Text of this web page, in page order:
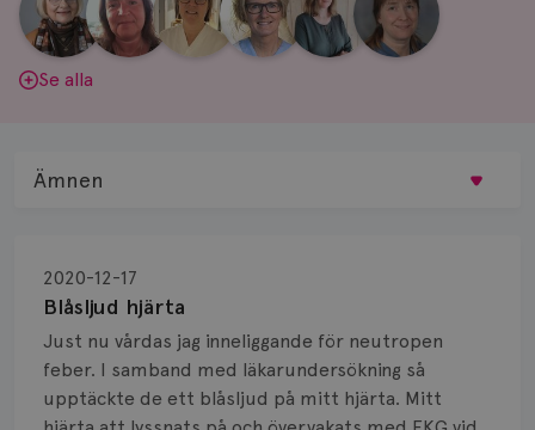
Aina
Johnsson
Anne
Andersson
Fredrika
Killander
Jeanette
Bäcklund
Maria
Edegran
Yvette
Andersson
Se alla
Blåsljud hjärta
2020-12-17
Just nu vårdas jag inneliggande för neutropen
feber. I samband med läkarundersökning så
upptäckte de ett blåsljud på mitt hjärta. Mitt
Ämnen
Biopsi
Biverkningar
Bröstvårta